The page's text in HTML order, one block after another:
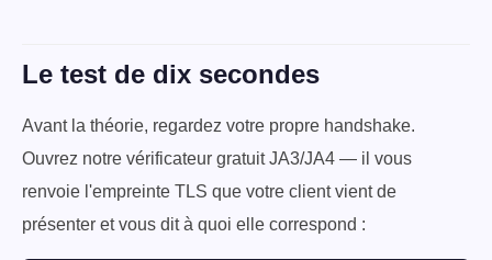
Le test de dix secondes
Avant la théorie, regardez votre propre handshake.
Ouvrez notre vérificateur gratuit JA3/JA4 — il vous
renvoie l'empreinte TLS que votre client vient de
présenter et vous dit à quoi elle correspond :